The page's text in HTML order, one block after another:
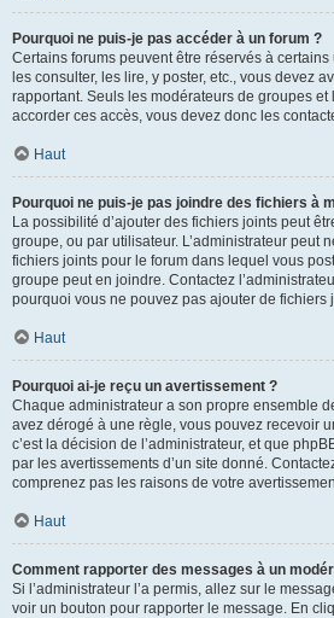
Pourquoi ne puis-je pas accéder à un forum ?
Certains forums peuvent être réservés à
les consulter, les lire, y poster, etc., vous devez
rapportant. Seuls les modérateurs de groupes
accorder ces accès, vous devez donc les
Haut
Pourquoi ne puis-je pas joindre des fichiers à
La possibilité d’ajouter des fichiers joints peut
groupe, ou par utilisateur. L’administrateur peut
fichiers joints pour le forum dans lequel vous
groupe peut en joindre. Contactez
pourquoi vous ne pouvez pas ajouter de fichiers
Haut
Pourquoi ai-je reçu un avertissement ?
Chaque administrateur a son propre ensemble
avez dérogé à une règle, vous pouvez recevoir
c’est la décision de l’administrateur, et que
par les avertissements d’un site donné.
comprenez pas les raisons de votre
Haut
Comment rapporter des messages à un
Si l’administrateur l’a permis, allez sur le
voir un bouton pour rapporter le message. En